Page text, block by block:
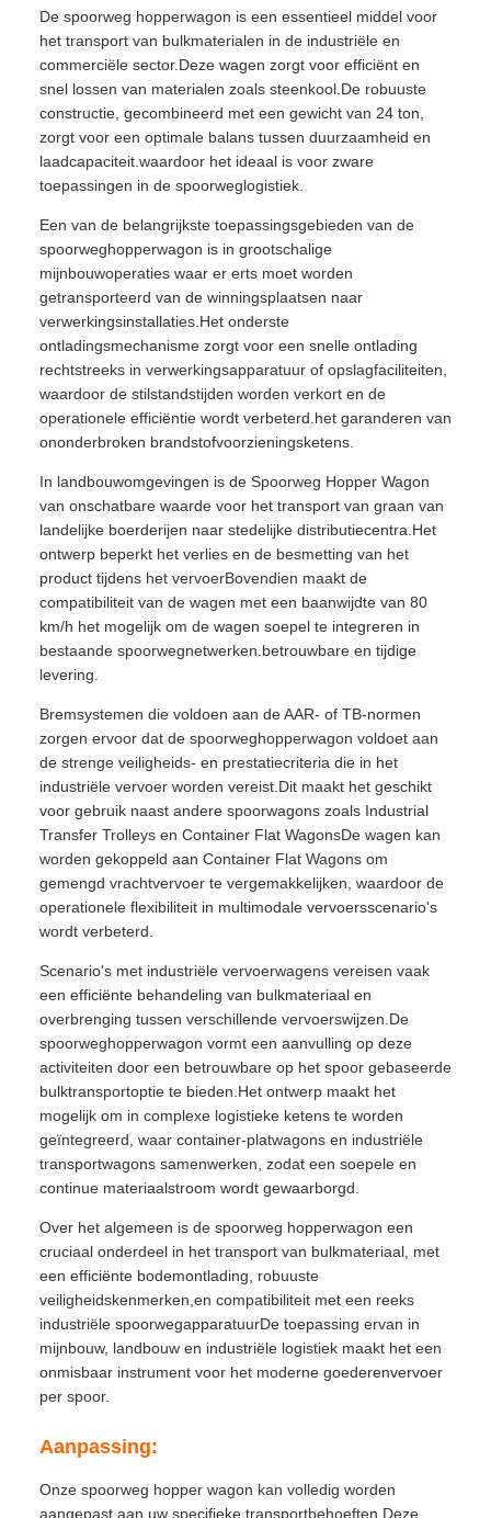
De spoorweg hopperwagon is een essentieel middel voor
het transport van bulkmaterialen in de industriële en
commerciële sector.Deze wagen zorgt voor efficiënt en
snel lossen van materialen zoals steenkool.De robuuste
constructie, gecombineerd met een gewicht van 24 ton,
zorgt voor een optimale balans tussen duurzaamheid en
laadcapaciteit.waardoor het ideaal is voor zware
toepassingen in de spoorweglogistiek.
Een van de belangrijkste toepassingsgebieden van de
spoorweghopperwagon is in grootschalige
mijnbouwoperaties waar er erts moet worden
getransporteerd van de winningsplaatsen naar
verwerkingsinstallaties.Het onderste
ontladingsmechanisme zorgt voor een snelle ontlading
rechtstreeks in verwerkingsapparatuur of opslagfaciliteiten,
waardoor de stilstandstijden worden verkort en de
operationele efficiëntie wordt verbeterd.het garanderen van
ononderbroken brandstofvoorzieningsketens.
In landbouwomgevingen is de Spoorweg Hopper Wagon
van onschatbare waarde voor het transport van graan van
landelijke boerderijen naar stedelijke distributiecentra.Het
ontwerp beperkt het verlies en de besmetting van het
product tijdens het vervoerBovendien maakt de
compatibiliteit van de wagen met een baanwijdte van 80
km/h het mogelijk om de wagen soepel te integreren in
bestaande spoorwegnetwerken.betrouwbare en tijdige
levering.
Bremsystemen die voldoen aan de AAR- of TB-normen
zorgen ervoor dat de spoorweghopperwagon voldoet aan
de strenge veiligheids- en prestatiecriteria die in het
industriële vervoer worden vereist.Dit maakt het geschikt
voor gebruik naast andere spoorwagons zoals Industrial
Transfer Trolleys en Container Flat WagonsDe wagen kan
worden gekoppeld aan Container Flat Wagons om
gemengd vrachtvervoer te vergemakkelijken, waardoor de
operationele flexibiliteit in multimodale vervoersscenario's
wordt verbeterd.
Scenario's met industriële vervoerwagens vereisen vaak
een efficiënte behandeling van bulkmateriaal en
overbrenging tussen verschillende vervoerswijzen.De
spoorweghopperwagon vormt een aanvulling op deze
activiteiten door een betrouwbare op het spoor gebaseerde
bulktransportoptie te bieden.Het ontwerp maakt het
mogelijk om in complexe logistieke ketens te worden
geïntegreerd, waar container-platwagons en industriële
transportwagons samenwerken, zodat een soepele en
continue materiaalstroom wordt gewaarborgd.
Over het algemeen is de spoorweg hopperwagon een
cruciaal onderdeel in het transport van bulkmateriaal, met
een efficiënte bodemontlading, robuuste
veiligheidskenmerken,en compatibiliteit met een reeks
industriële spoorwegapparatuurDe toepassing ervan in
mijnbouw, landbouw en industriële logistiek maakt het een
onmisbaar instrument voor het moderne goederenvervoer
per spoor.
Aanpassing:
Onze spoorweg hopper wagon kan volledig worden
aangepast aan uw specifieke transportbehoeften.Deze